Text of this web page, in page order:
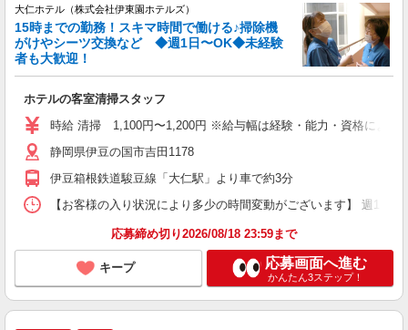
大仁ホテル（株式会社伊東園ホテルズ）
15時までの勤務！スキマ時間で働ける♪掃除機
がけやシーツ交換など ◆週1日〜OK◆未経験
者も大歓迎！
ホテルの客室清掃スタッフ
時給 清掃 1,100円〜1,200円 ※給与幅は経験・能力・資格による
静岡県伊豆の国市吉田1178
伊豆箱根鉄道駿豆線「大仁駅」より車で約3分
【お客様の入り状況により多少の時間変動がございます】 週1日
応募締め切り2026/08/18 23:59まで
キープ 応募画面へ進む
かんたん3ステップ！